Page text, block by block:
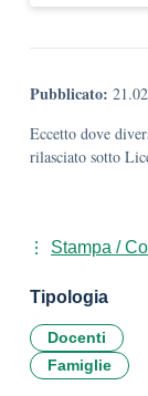
Pubblicato:
Eccetto dove
rilasciato sotto
Stampa /
Tipologia
Docenti
Famiglie